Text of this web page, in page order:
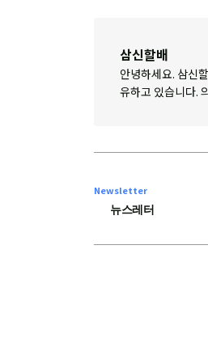
삼신할배
안녕하세요. 삼신
유하고 있습니다.
Newsletter
뉴스레터